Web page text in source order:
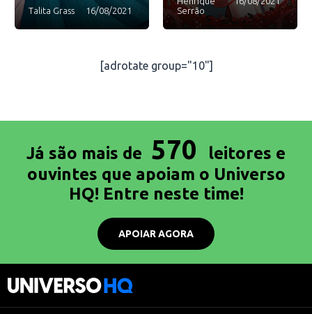
Talita Grass 16/08/2021
Serrão
[adrotate group="10"]
Já são mais de 570
leitores e
ouvintes que apoiam o Universo
HQ! Entre neste time!
APOIAR AGORA